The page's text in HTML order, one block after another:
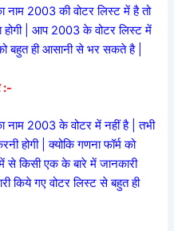
नाम 2003 की वोटर लिस्ट में है तो
होगी | आप 2003 के वोटर लिस्ट में
बहुत ही आसानी से भर सकते है |
:-
नाम 2003 के वोटर में नहीं है | तभी
होगी | क्योकि गणना फॉर्म को
से किसी एक के बारे में जानकारी
किये गए वोटर लिस्ट से बहुत ही